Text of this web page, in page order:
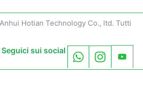
Hotian Technology Co., ltd. Tutti
Seguici sui social